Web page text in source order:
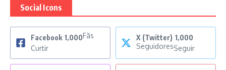
Social Icons
Facebook 1,000Fãs
Curtir
X (Twitter) 1,000
SeguidoresSeguir